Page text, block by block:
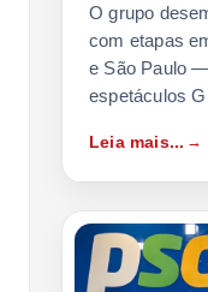
O grupo
com etapas
e São Paulo
espetáculos
Leia mais...